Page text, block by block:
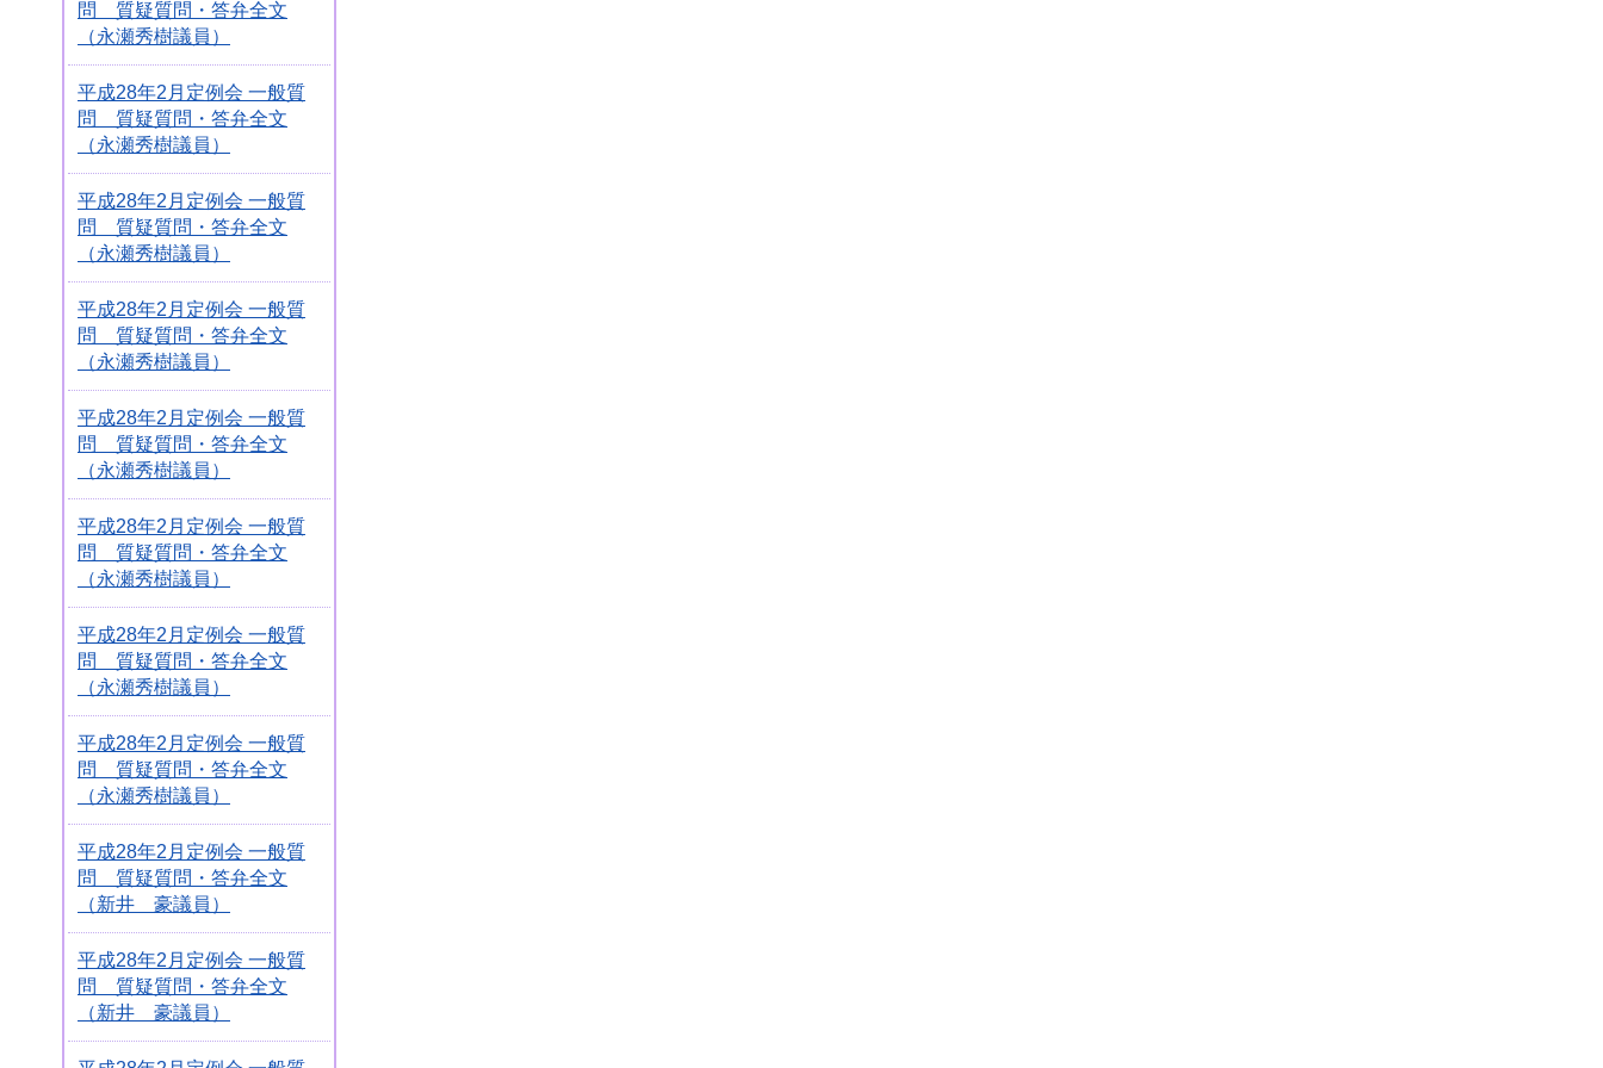
問 質疑質問・答弁全文
（永瀬秀樹議員）
平成28年2月定例会 一般質
問 質疑質問・答弁全文
（永瀬秀樹議員）
平成28年2月定例会 一般質
問 質疑質問・答弁全文
（永瀬秀樹議員）
平成28年2月定例会 一般質
問 質疑質問・答弁全文
（永瀬秀樹議員）
平成28年2月定例会 一般質
問 質疑質問・答弁全文
（永瀬秀樹議員）
平成28年2月定例会 一般質
問 質疑質問・答弁全文
（永瀬秀樹議員）
平成28年2月定例会 一般質
問 質疑質問・答弁全文
（永瀬秀樹議員）
平成28年2月定例会 一般質
問 質疑質問・答弁全文
（永瀬秀樹議員）
平成28年2月定例会 一般質
問 質疑質問・答弁全文
（新井 豪議員）
平成28年2月定例会 一般質
問 質疑質問・答弁全文
（新井 豪議員）